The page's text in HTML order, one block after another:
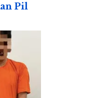
Pil